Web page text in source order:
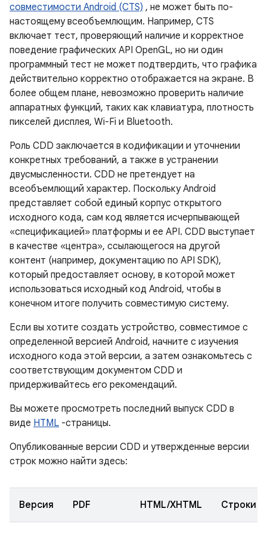
совместимости Android (CTS) , не может быть по-
настоящему всеобъемлющим. Например, CTS
включает тест, проверяющий наличие и корректное
поведение графических API OpenGL, но ни один
программный тест не может подтвердить, что графика
действительно корректно отображается на экране. В
более общем плане, невозможно проверить наличие
аппаратных функций, таких как клавиатура, плотность
пикселей дисплея, Wi-Fi и Bluetooth.
Роль CDD заключается в кодификации и уточнении
конкретных требований, а также в устранении
двусмысленности. CDD не претендует на
всеобъемлющий характер. Поскольку Android
представляет собой единый корпус открытого
исходного кода, сам код является исчерпывающей
«спецификацией» платформы и ее API. CDD выступает
в качестве «центра», ссылающегося на другой
контент (например, документацию по API SDK),
который предоставляет основу, в которой может
использоваться исходный код Android, чтобы в
конечном итоге получить совместимую систему.
Если вы хотите создать устройство, совместимое с
определенной версией Android, начните с изучения
исходного кода этой версии, а затем ознакомьтесь с
соответствующим документом CDD и
придерживайтесь его рекомендаций.
Вы можете просмотреть последний выпуск CDD в
виде HTML -страницы.
Опубликованные версии CDD и утвержденные версии
строк можно найти здесь:
Версия PDF HTML/XHTML Строки